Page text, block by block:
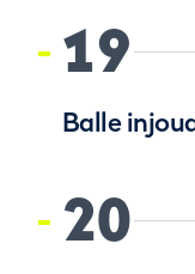
19
Balle
20